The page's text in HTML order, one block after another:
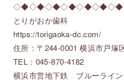
とりがおか歯科
https://torigaoka-dc.com/
住所：〒244-0001 横浜市戸塚
TEL：045-870-4182
横浜市営地下鉄 ブルーライ